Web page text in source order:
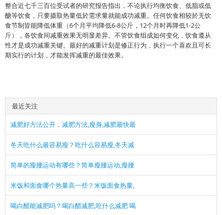
整合近七千三百位受试者的研究报告指出，不论执行均衡饮食、低脂或低
醣等饮食，只要摄取热量低於需求量就能成功减重。任何饮食相较於无饮
食节制皆能降低体重（6个月平均降低6-8公斤，12个月时再降低1-2公
斤），各饮食间减重效果无明显差异。不管饮食组成如何变化，饮食遵从
性才是成功减重关键。最好的减重计划是修正行为，执行一个喜欢且可长
期实行的计划，才能发挥减重的最佳效果。
最近关注
减肥好方法公开，减肥方法,瘦身,减肥最快最
冬天吃什么最容易瘦？吃什么容易瘦,冬天减
简单的瘦腰运动有哪些？简单瘦腰运动,瘦腰
米饭和面食哪个热量高一些？米饭面食热量,
喝白醋能减肥吗？喝白醋减肥,吃什么减肥 喝